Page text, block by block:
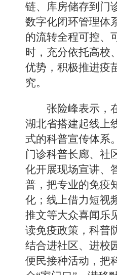
链、库房储存到门
数字化闭环管理体
的流转全程可控、
时，充分依托高校
优势，积极推进疫
究。
张险峰表示，
湖北省搭建起线上
式的科普宣传体系
门诊科普长廊、社
化开展现场宣讲、
普，把专业的免疫
化；线上借力短视
推文等大众喜闻乐
读免疫政策，科普
结合进社区、进校
便民接种活动，把